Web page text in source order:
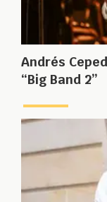
Andrés
“Big Band 2”